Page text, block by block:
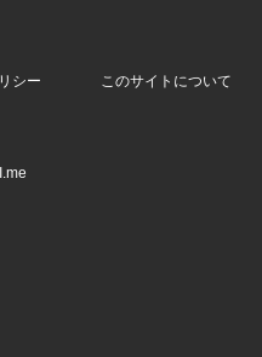
シー このサイトについて